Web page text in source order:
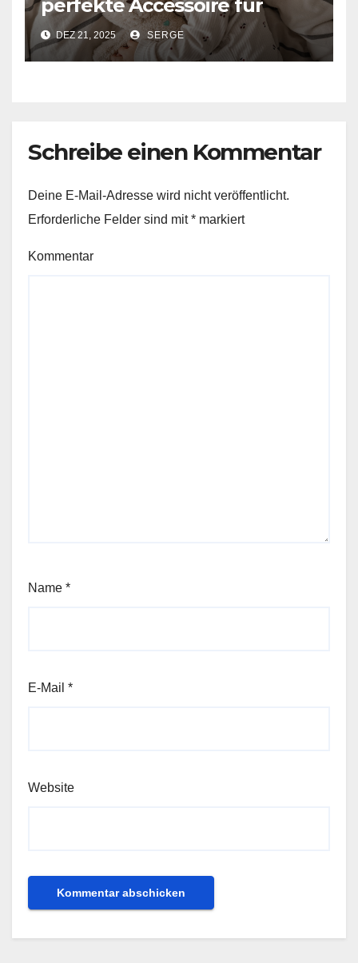
perfekte Accessoire für
Babys sind
DEZ 21, 2025 SERGE
Schreibe einen Kommentar
Deine E-Mail-Adresse wird nicht veröffentlicht.
Erforderliche Felder sind mit* markiert
Kommentar
Name *
E-Mail *
Website